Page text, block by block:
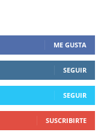
ME GUSTA
SEGUIR
SEGUIR
SUSCRIBIRTE